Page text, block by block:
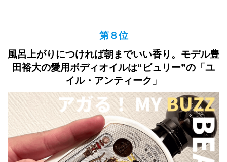
第８位
風呂上がりにつければ朝までいい香り。モデル豊
田裕大の愛用ボディオイルは“ビュリー”の「ユ
イル・アンティーク」